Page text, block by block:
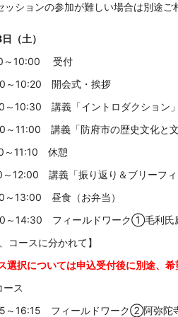
ッションの参加が難しい場合は別途ご
（土）
～10:00 受付
～10:20 開会式・挨拶
～10:30 講義「イントロダクション
～11:00 講義「防府市の歴史文化と
～11:10 休憩
～12:00 講義「振り返り＆ブリーフ
～13:00 昼食（お弁当）
～14:30 フィールドワーク①毛利氏
コースに分かれて】
選択については申込受付後に別途、希
ース
～16:15 フィールドワーク②阿弥陀